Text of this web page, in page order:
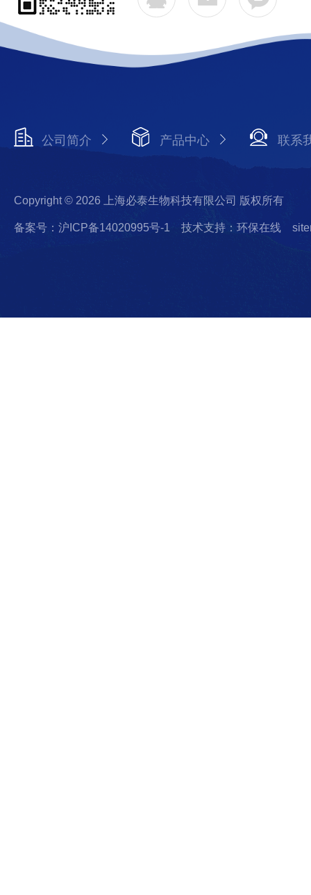
公司简介 产品中心 联系
Copyright © 2026 上海必泰生物科技有限公司 版权所有
备案号：沪ICP备14020995号-1 技术支持：环保在线